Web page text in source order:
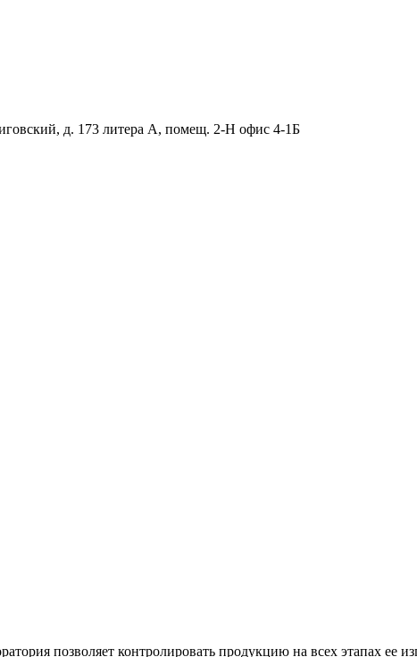
д. 173 литера А, помещ. 2-Н офис 4-1Б
позволяет контролировать продукцию на всех этапах ее